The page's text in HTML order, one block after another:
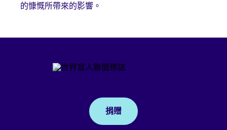
的慷慨所帶來的影響。
捐贈